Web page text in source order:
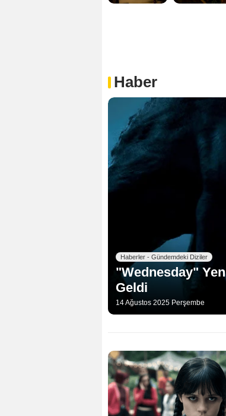
Haber
Haberler - Gündemdeki Diziler
"Wednesday"
Geldi
14 Ağustos 2025 Perşembe